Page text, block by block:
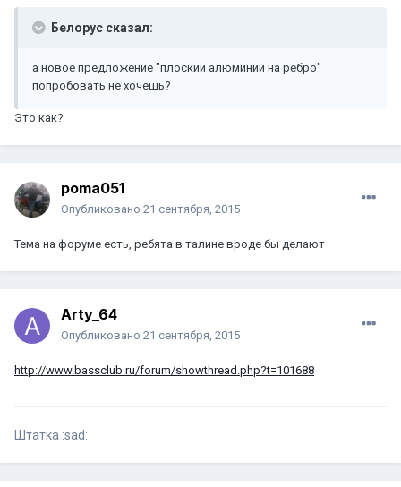
Белорус сказал:
а новое предложение "плоский алюминий на ребро"
попробовать не хочешь?
Это как?
poma051
Опубликовано 21 сентября, 2015
Тема на форуме есть, ребята в талине вроде бы делают
Arty_64
Опубликовано 21 сентября, 2015
http://www.bassclub.ru/forum/showthread.php?t=101688
Штатка :sad: